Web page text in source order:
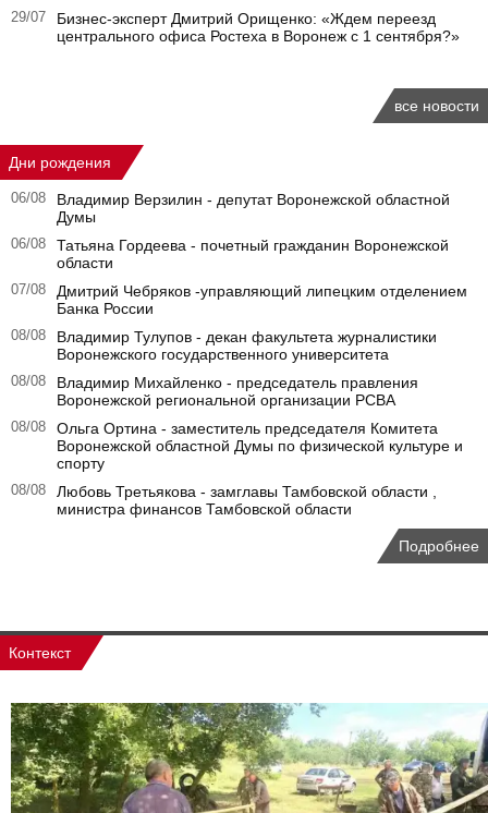
29/07
Бизнес-эксперт Дмитрий Орищенко: «Ждем переезд
центрального офиса Ростеха в Воронеж с 1 сентября?»
все новости
Дни рождения
06/08
Владимир Верзилин - депутат Воронежской областной
Думы
06/08
Татьяна Гордеева - почетный гражданин Воронежской
области
07/08
Дмитрий Чебряков -управляющий липецким отделением
Банка России
08/08
Владимир Тулупов - декан факультета журналистики
Воронежского государственного университета
08/08
Владимир Михайленко - председатель правления
Воронежской региональной организации РСВА
08/08
Ольга Ортина - заместитель председателя Комитета
Воронежской областной Думы по физической культуре и
спорту
08/08
Любовь Третьякова - замглавы Тамбовской области ,
министра финансов Тамбовской области
Подробнее
Контекст